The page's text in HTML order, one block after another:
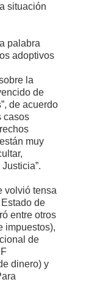
situación
palabra
adoptivos
la
de
de acuerdo
casos
muy
volvió tensa
de
entre otros
impuestos),
de
dinero) y